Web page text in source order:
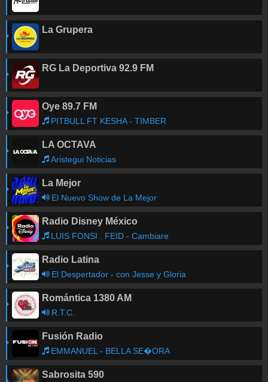
La Grupera
RG La Deportiva 92.9 FM
Oye 89.7 FM
PITBULL FT KESHA - TIMBER
LA OCTAVA
Aristegui Noticias
La Mejor
El Nuevo Show de La Mejor
Radio Disney México
LUIS FONSI . FEID - Cambiare
Radio Latina
El Despertador - con Jesse y Gloria
Romántica 1380 AM
R.T.C.
Fusión Radio
EMMANUEL - BELLA SE�ORA
Sabrosita 590